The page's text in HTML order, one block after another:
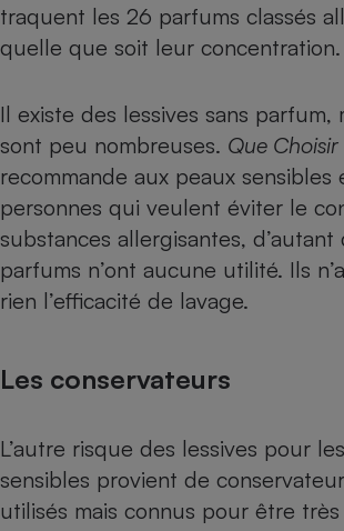
traquent les 26 parfums classés
quelle que soit leur concentration.
Il existe des lessives sans parfum,
sont peu nombreuses. Que Choisir
recommande aux peaux sensibles
personnes qui veulent éviter le
substances allergisantes, d’autant
parfums n’ont aucune utilité. Ils
rien l’efficacité de lavage.
Les conservateurs
L’autre risque des lessives pour
sensibles provient de
utilisés mais connus pour être